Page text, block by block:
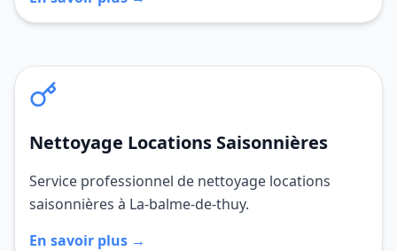
Nettoyage Locations Saisonnières
Service professionnel de nettoyage locations
saisonnières à La-balme-de-thuy.
En savoir plus →